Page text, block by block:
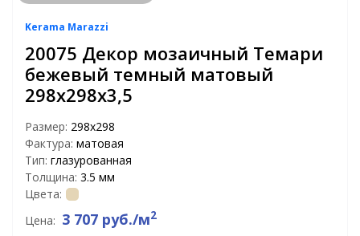
Kerama Marazzi
20075 Декор мозаичный Темари
бежевый темный матовый
298х298х3,5
Размер: 298х298
Фактура: матовая
Тип: глазурованная
Толщина: 3.5 мм
Цвета:
Цена: 3 707 руб./м2